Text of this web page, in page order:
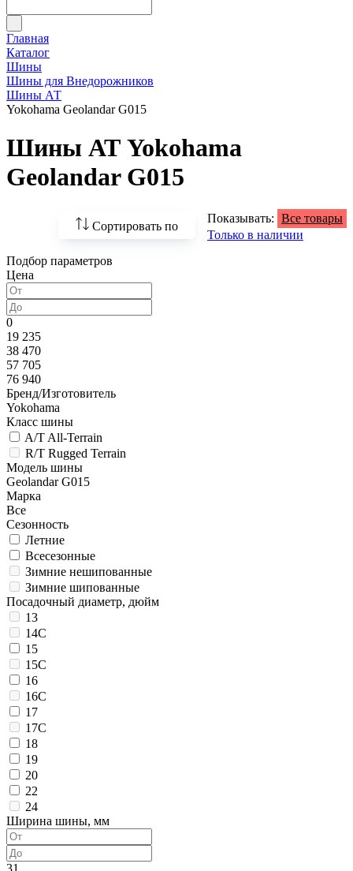
Главная
Каталог
Шины
Шины для Внедорожников
Шины АТ
Yokohama Geolandar G015
Шины АТ Yokohama
Geolandar G015
Сортировать по
По возрастанию
По популярности
Показывать: Все товары
Только в наличии
Подбор параметров
Цена
0
19 235
38 470
57 705
76 940
Бренд/Изготовитель
Yokohama
Класс шины
A/T All-Terrain
R/T Rugged Terrain
Модель шины
Geolandar G015
Марка
Все
Сезонность
Летние
Всесезонные
Зимние нешипованные
Зимние шипованные
Посадочный диаметр, дюйм
13
14C
15
15C
16
16C
17
17C
18
19
20
22
24
Ширина шины, мм
31